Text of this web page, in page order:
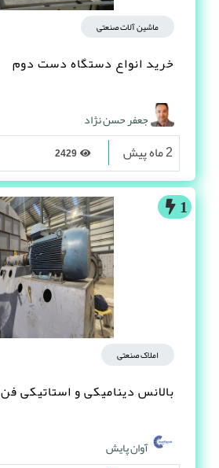
ماشین آلات صنعتی
خرید انواع دستگاه دست دوم
جعفر حسن نژاد
2 ماه پیش
1
املاک صنعتی
بالانس دینامیکی و استاتیکی فن
آوان پایش